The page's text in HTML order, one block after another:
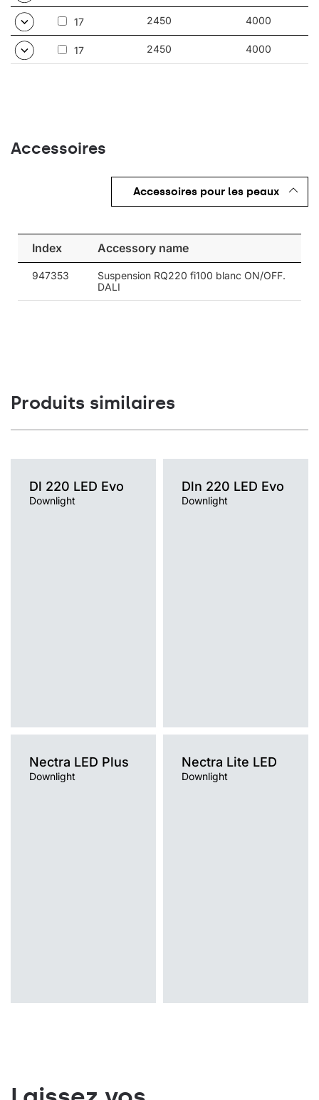
17 2450 4000
17 2450 4000
Accessoires
Accessoires pour les peaux
Index Accessory name
947353
Suspension RQ220 fi100 blanc ON/OFF.
DALI
Produits similaires
Dl 220 LED Evo
Downlight
Dln 220 LED Evo
Downlight
Nectra LED Plus
Downlight
Nectra Lite LED
Downlight